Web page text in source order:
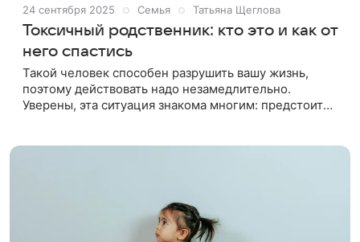
24 сентября 2025 Семья Татьяна Щеглова
Токсичный родственник: кто это и как от
него спастись
Такой человек способен разрушить вашу жизнь,
поэтому действовать надо незамедлительно.
Уверены, эта ситуация знакома многим: предстоит